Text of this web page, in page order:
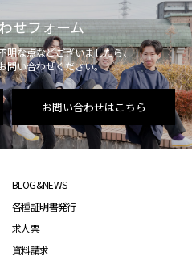
せフォーム
明な点などございましたら、
問い合わせください。
お問い合わせはこちら
BLOG&NEWS
各種証明書発行
求人票
資料請求